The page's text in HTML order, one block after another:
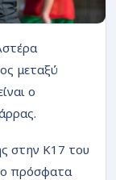
μεταξύ
ο
στην Κ17 του
πρόσφατα